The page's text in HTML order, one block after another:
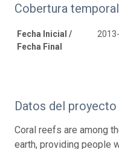
Cobertura temporal
Fecha Inicial /
Fecha Final
Datos del proyecto
Coral reefs are among
earth, providing people